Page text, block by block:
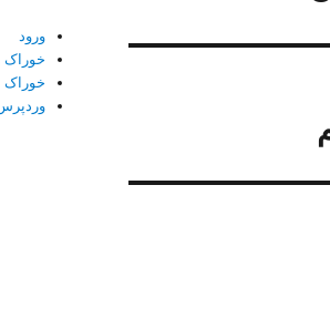
ورود
خوراک
خوراک